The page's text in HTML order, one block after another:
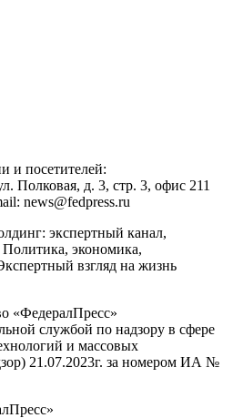
и посетителей:
Полковая, д. 3, стр. 3, офис 211
news@fedpress.ru
экспертный канал,
экономика,
взгляд на жизнь
«ФедералПресс»
службой по надзору в сфере
и массовых
21.07.2023г. за номером ИА №